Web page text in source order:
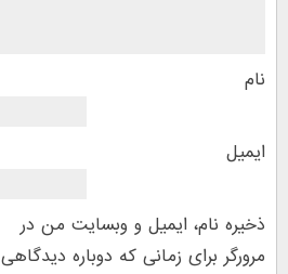
نام
ایمیل
ذخیره نام، ایمیل و وبسایت من در
مرورگر برای زمانی که دوباره دیدگاهی